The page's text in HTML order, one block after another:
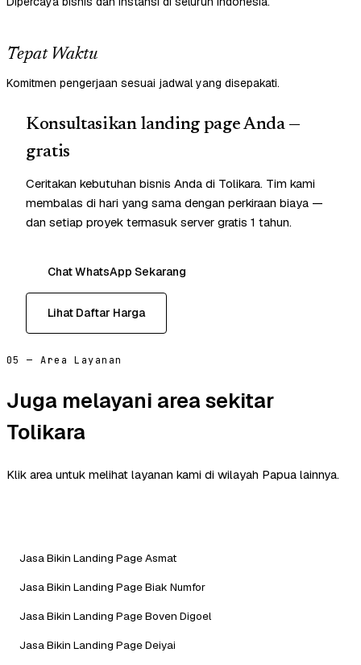
Tepat Waktu
Komitmen pengerjaan sesuai jadwal yang disepakati.
Konsultasikan landing page Anda —
gratis
Ceritakan kebutuhan bisnis Anda di Tolikara. Tim kami
membalas di hari yang sama dengan perkiraan biaya —
dan setiap proyek termasuk server gratis 1 tahun.
Chat WhatsApp Sekarang
Lihat Daftar Harga
05 — Area Layanan
Juga melayani area sekitar
Tolikara
Klik area untuk melihat layanan kami di wilayah Papua lainnya.
Jasa Bikin Landing Page Asmat
Jasa Bikin Landing Page Biak Numfor
Jasa Bikin Landing Page Boven Digoel
Jasa Bikin Landing Page Deiyai